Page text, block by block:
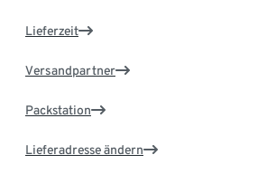
Lieferzeit
Versandpartner
Packstation
Lieferadresse ändern